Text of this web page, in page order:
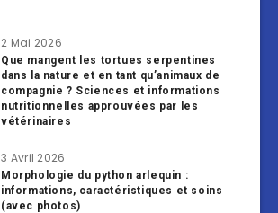
2 Mai 2026
Que mangent les tortues serpentines
dans la nature et en tant qu’animaux de
compagnie ? Sciences et informations
nutritionnelles approuvées par les
vétérinaires
3 Avril 2026
Morphologie du python arlequin :
informations, caractéristiques et soins
(avec photos)